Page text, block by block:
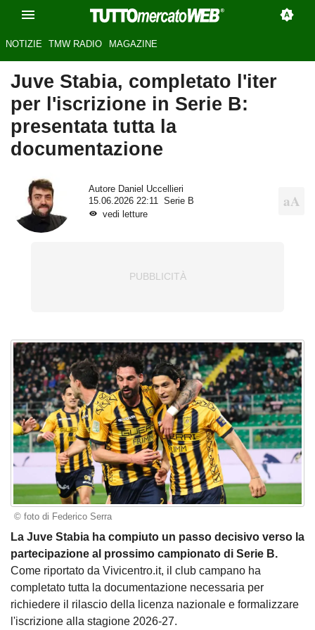
NOTIZIE TMW RADIO MAGAZINE
Juve Stabia, completato l'iter
per l'iscrizione in Serie B:
presentata tutta la
documentazione
Autore Daniel Uccellieri
15.06.2026 22:11
Serie B
vedi letture
© foto di Federico Serra
La Juve Stabia ha compiuto un passo decisivo verso la
partecipazione al prossimo campionato di Serie B.
Come riportato da Vivicentro.it, il club campano ha
completato tutta la documentazione necessaria per
richiedere il rilascio della licenza nazionale e formalizzare
l'iscrizione alla stagione 2026-27.